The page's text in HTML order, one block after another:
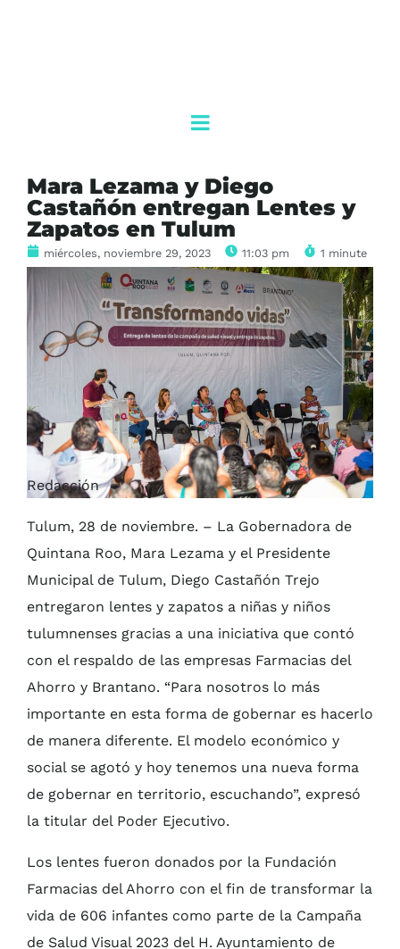
Mara Lezama y Diego
Castañón entregan Lentes y
Zapatos en Tulum
miércoles, noviembre 29, 2023 11:03 pm 1 minute
Redacción
Tulum, 28 de noviembre. – La Gobernadora de
Quintana Roo, Mara Lezama y el Presidente
Municipal de Tulum, Diego Castañón Trejo
entregaron lentes y zapatos a niñas y niños
tulumnenses gracias a una iniciativa que contó
con el respaldo de las empresas Farmacias del
Ahorro y Brantano. “Para nosotros lo más
importante en esta forma de gobernar es hacerlo
de manera diferente. El modelo económico y
social se agotó y hoy tenemos una nueva forma
de gobernar en territorio, escuchando”, expresó
la titular del Poder Ejecutivo.
Los lentes fueron donados por la Fundación
Farmacias del Ahorro con el fin de transformar la
vida de 606 infantes como parte de la Campaña
de Salud Visual 2023 del H. Ayuntamiento de